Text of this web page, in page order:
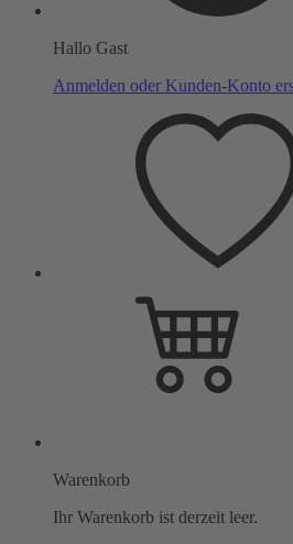
Hallo Gast
Anmelden oder Kunden-Konto
Warenkorb
Ihr Warenkorb ist derzeit leer.